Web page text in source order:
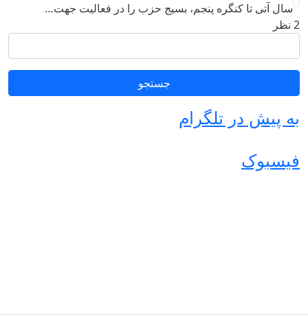
سال آتی تا کنگره پنجم، بسیج حزب را در فعالیت جهت…
2 نظر
به پیش در تلگرام
فیسبوک